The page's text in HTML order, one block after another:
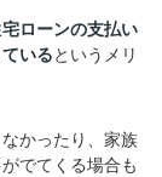
ローンの支払い
いるというメリ
かったり、家族
でてくる場合も